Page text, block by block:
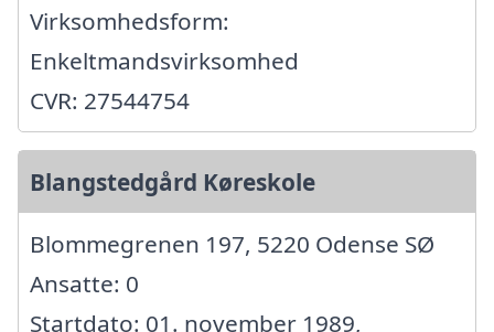
Virksomhedsform:
Enkeltmandsvirksomhed
CVR: 27544754
Blangstedgård Køreskole
Blommegrenen 197, 5220 Odense SØ
Ansatte: 0
Startdato: 01. november 1989,